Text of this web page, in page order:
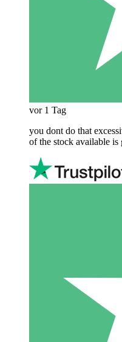
vor 1 Tag
you dont do that
of the stock available